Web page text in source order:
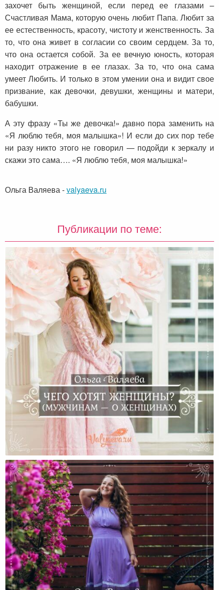
захочет быть женщиной, если перед ее глазами –
Счастливая Мама, которую очень любит Папа. Любит за
ее естественность, красоту, чистоту и женственность. За
то, что она живет в согласии со своим сердцем. За то,
что она остается собой. За ее вечную юность, которая
находит отражение в ее глазах. За то, что она сама
умеет Любить. И только в этом умении она и видит свое
призвание, как девочки, девушки, женщины и матери,
бабушки.
А эту фразу «Ты же девочка!» давно пора заменить на
«Я люблю тебя, моя малышка»! И если до сих пор тебе
ни разу никто этого не говорил — подойди к зеркалу и
скажи это сама…. «Я люблю тебя, моя малышка!»
Ольга Валяева-valyaeva.ru
Публикации по теме:
Чего Хотят Женщины? (Мужчинам — О Женщинах)